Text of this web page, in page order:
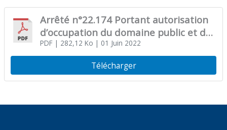
Arrêté n°22.174 Portant autorisation
d’occupation du domaine public et de
réglementation temporaire de
circulation : rue de l’Ancienne Poste
PDF| 282,12 Ko | 01 Juin 2022
Télécharger